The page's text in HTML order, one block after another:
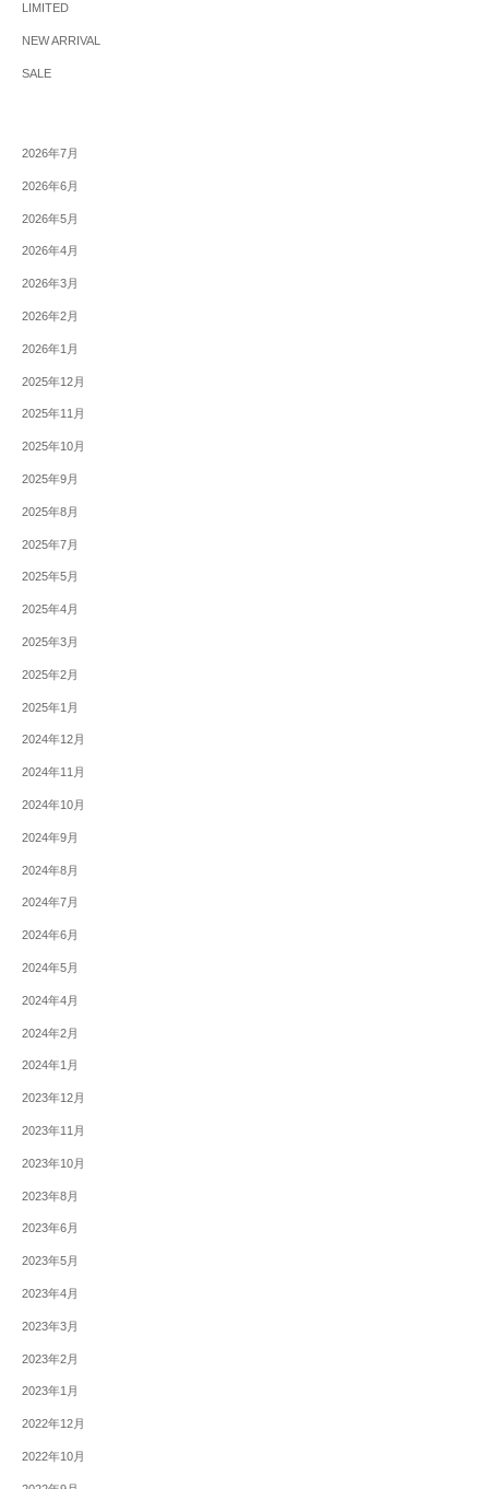
LIMITED
NEW ARRIVAL
SALE
2026年7月
2026年6月
2026年5月
2026年4月
2026年3月
2026年2月
2026年1月
2025年12月
2025年11月
2025年10月
2025年9月
2025年8月
2025年7月
2025年5月
2025年4月
2025年3月
2025年2月
2025年1月
2024年12月
2024年11月
2024年10月
2024年9月
2024年8月
2024年7月
2024年6月
2024年5月
2024年4月
2024年2月
2024年1月
2023年12月
2023年11月
2023年10月
2023年8月
2023年6月
2023年5月
2023年4月
2023年3月
2023年2月
2023年1月
2022年12月
2022年10月